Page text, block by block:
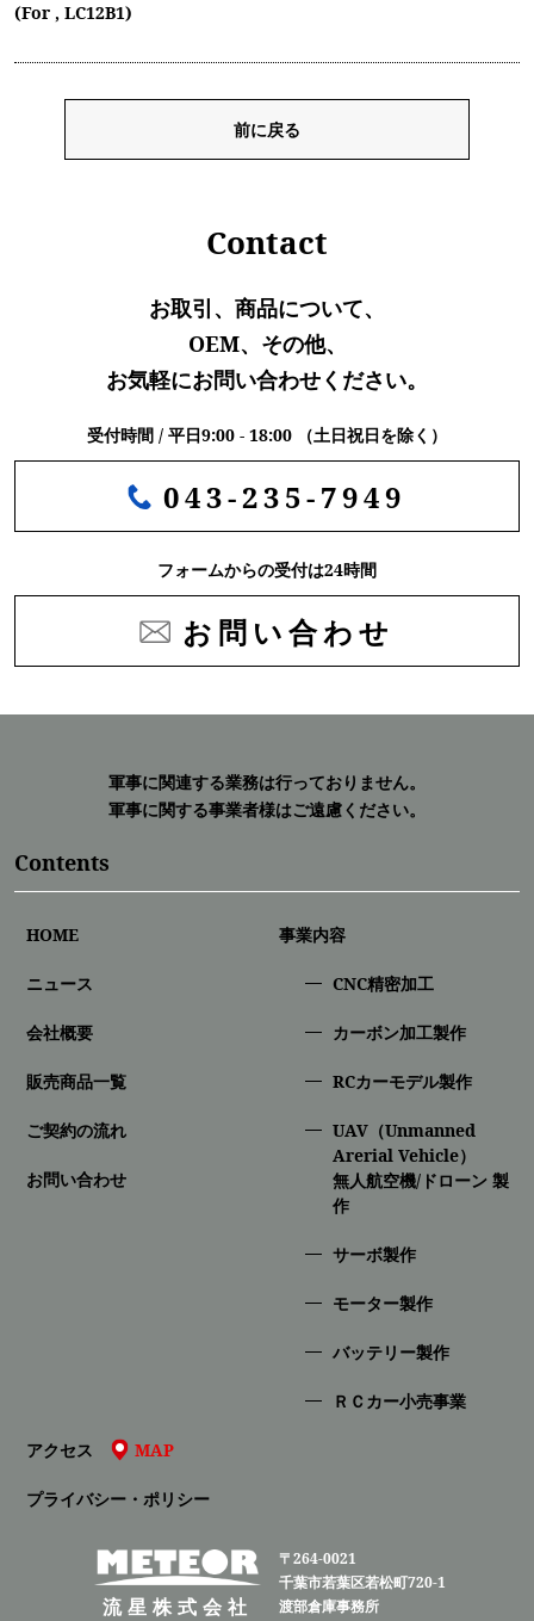
(For , LC12B1)
前に戻る
Contact
お取引、商品について、
OEM、その他、
お気軽にお問い合わせください。
受付時間 / 平日9:00 - 18:00 （土日祝日を除く）
043-235-7949
フォームからの受付は24時間
お問い合わせ
軍事に関連する業務は行っておりません。
軍事に関する事業者様はご遠慮ください。
Contents
HOME
ニュース
会社概要
販売商品一覧
ご契約の流れ
お問い合わせ
事業内容
CNC精密加⼯
カーボン加工製作
RCカーモデル製作
UAV（Unmanned
Arerial Vehicle）
無人航空機/ドローン 製
作
サーボ製作
モーター製作
バッテリー製作
ＲＣカー小売事業
アクセス MAP
プライバシー・ポリシー
流星株式会社
〒264-0021
千葉市若葉区若松町720-1
渡部倉庫事務所